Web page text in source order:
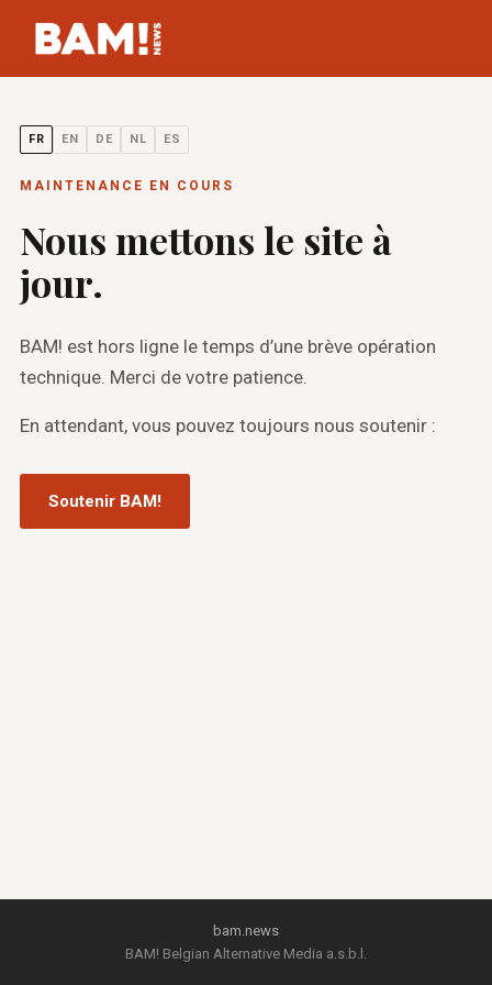
FR EN DE NL ES
MAINTENANCE EN COURS
Nous mettons le site à
jour.
BAM! est hors ligne le temps d’une brève opération
technique. Merci de votre patience.
En attendant, vous pouvez toujours nous soutenir :
Soutenir BAM!
bam.news
BAM! Belgian Alternative Media a.s.b.l.